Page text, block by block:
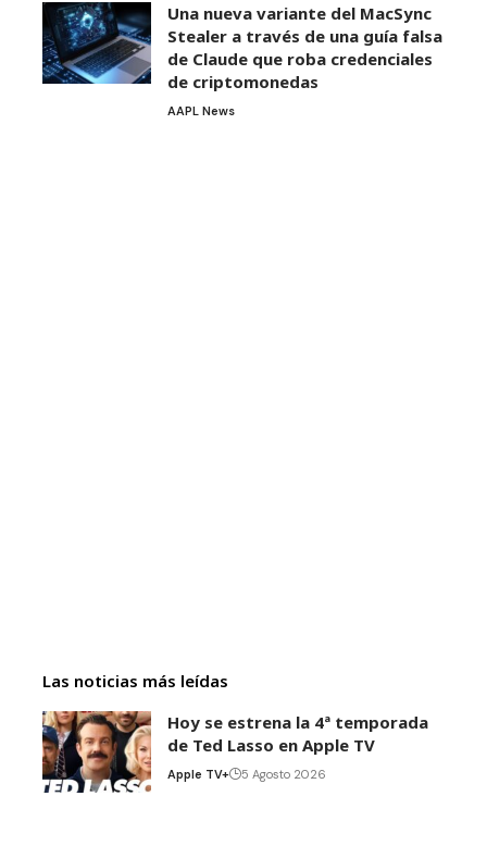
Una nueva variante del MacSync
Stealer a través de una guía falsa
de Claude que roba credenciales
de criptomonedas
AAPL News
Las noticias más leídas
Hoy se estrena la 4ª temporada
de Ted Lasso en Apple TV
Apple TV+ 5 Agosto 2026